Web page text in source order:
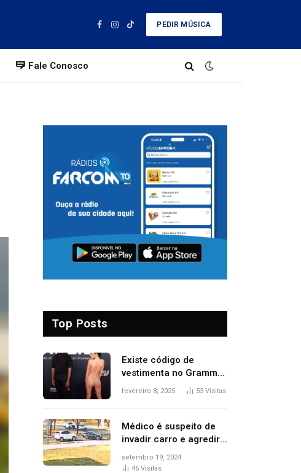
Facebook
Instagram
TikTok
PEDIR MÚSICA
Fale Conosco
Top Posts
Existe código de
vestimenta no Grammy?
Questionamento surgiu
aparecer nua na
premiação
fevereiro 8, 2025 53 Visitas
Médico é suspeito de
invadir carro e agredir
delegado aposentado
durante confusão no
setembro 19, 2024
46 Visitas